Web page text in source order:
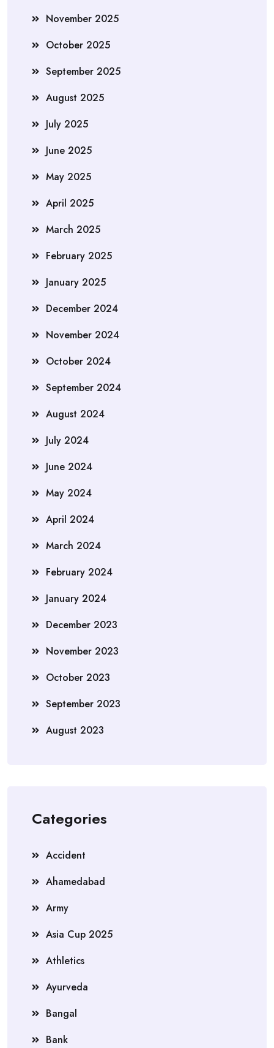
November 2025
October 2025
September 2025
August 2025
July 2025
June 2025
May 2025
April 2025
March 2025
February 2025
January 2025
December 2024
November 2024
October 2024
September 2024
August 2024
July 2024
June 2024
May 2024
April 2024
March 2024
February 2024
January 2024
December 2023
November 2023
October 2023
September 2023
August 2023
Categories
Accident
Ahamedabad
Army
Asia Cup 2025
Athletics
Ayurveda
Bangal
Bank